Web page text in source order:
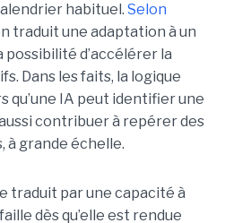
habituel. Selon
traduit une adaptation à un
d’accélérer la
Dans les faits, la logique
qu’une IA peut identifier une
contribuer à repérer des
à grande échelle.
traduit par une capacité à
dès qu’elle est rendue